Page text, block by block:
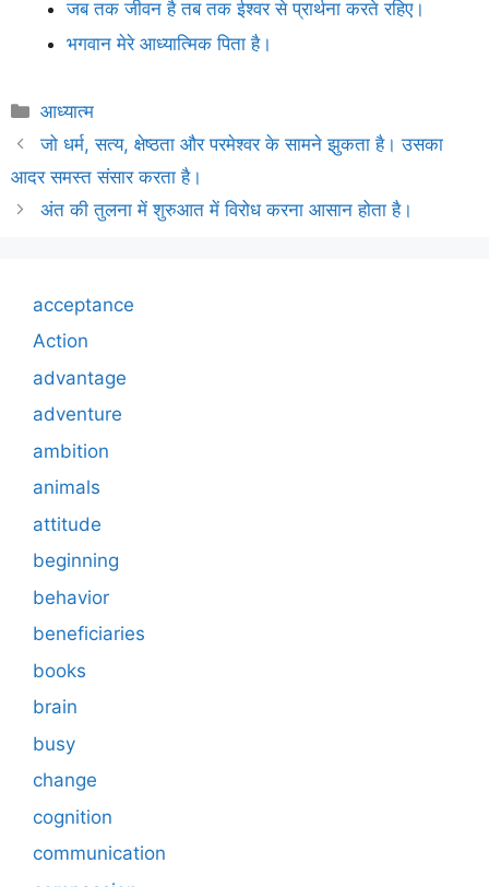
जब तक जीवन है तब तक ईश्वर से प्रार्थना करते रहिए।
भगवान मेरे आध्यात्मिक पिता है।
Categories
आध्यात्म
जो धर्म, सत्य, क्षेष्ठता और परमेश्वर के सामने झुकता है। उसका
आदर समस्त संसार करता है।
अंत की तुलना में शुरुआत में विरोध करना आसान होता है।
acceptance
Action
advantage
adventure
ambition
animals
attitude
beginning
behavior
beneficiaries
books
brain
busy
change
cognition
communication